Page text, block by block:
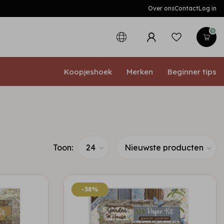
Over onsContactLog in
0
Koopjeshoek Merken Beginner tips
Toon:
-38%
-38%